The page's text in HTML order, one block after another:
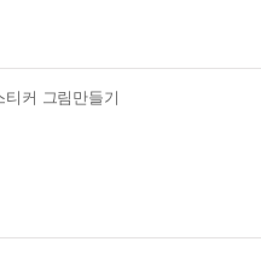
티커 그림만들기